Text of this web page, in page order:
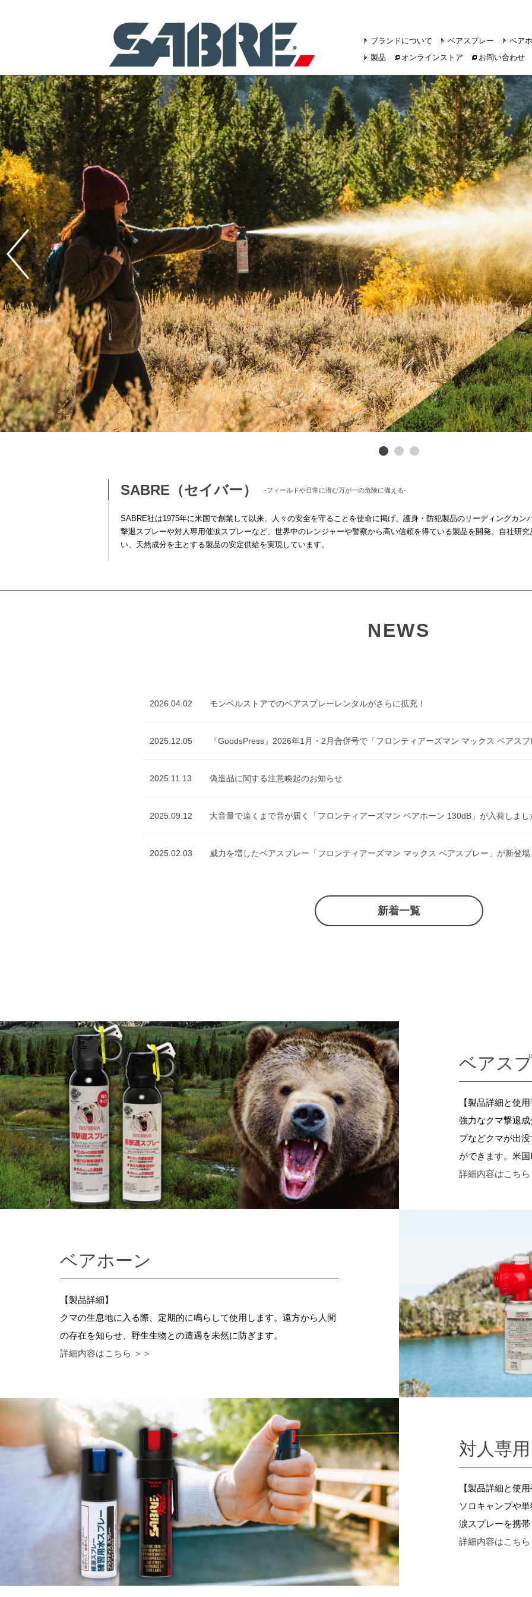
ブランドについて ベアスプレー ベア
製品
オンラインストア お問い合わせ
SABRE（セイバー） -フィールドや日常に潜む万が一の危険に備える-
SABRE社は1975年に米国で創業して以来、人々の安全を守ることを使命に掲げ、護身・防犯製品のリーディングカン
撃退スプレーや対人専用催涙スプレーなど、世界中のレンジャーや警察から高い信頼を得ている製品を開発。自社研
い、天然成分を主とする製品の安定供給を実現しています。
NEWS
2026.04.02 モンベルストアでのベアスプレーレンタルがさらに拡充！
2025.12.05 『GoodsPress』2026年1月・2月合併号で「フロンティアーズマン マックス ベアス
2025.11.13 偽造品に関する注意喚起のお知らせ
2025.09.12 大音量で遠くまで音が届く「フロンティアーズマン ベアホーン 130dB」が入荷しまし
2025.02.03 威力を増したベアスプレー「フロンティアーズマン マックス ベアスプレー」が新登場
新着一覧
ベアス
【製品詳細と使用
強力なクマ撃退
プなどクマが出
ができます。米国
詳細内容はこちら
ベアホーン
【製品詳細】
クマの生息地に入る際、定期的に鳴らして使用します。遠方から人間
の存在を知らせ、野生生物との遭遇を未然に防ぎます。
詳細内容はこちら ＞＞
対人専
【製品詳細と使用
ソロキャンプや
涙スプレーを携帯
詳細内容はこちら